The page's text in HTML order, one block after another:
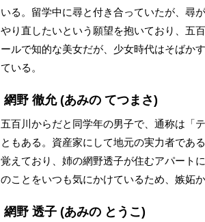
いる。留学中に尋と付き合っていたが、尋
やり直したいという願望を抱いており、五
ールで知的な美女だが、少女時代はそばか
ている。
網野 徹允(あみの てつまさ)
五百川からだと同学年の男子で、通称は「
ともある。資産家にして地元の実力者であ
覚えており、姉の網野透子が住むアパート
のことをいつも気にかけているため、嫉妬
網野 透子 (あみの とうこ)